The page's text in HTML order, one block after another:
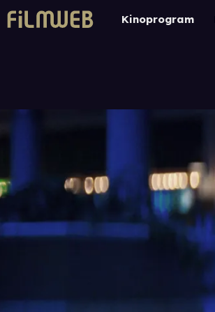
Kinoprogram